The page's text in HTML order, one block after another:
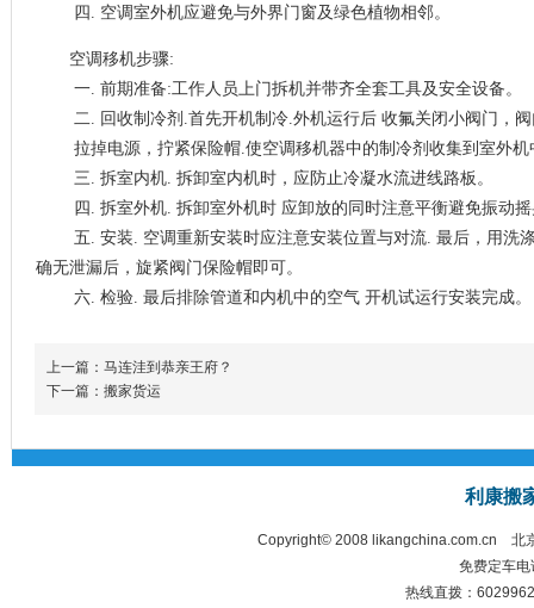
四. 空调室外机应避免与外界门窗及绿色植物相邻。
空调移机步骤:
一. 前期准备:工作人员上门拆机并带齐全套工具及安全设备。
二. 回收制冷剂.首先开机制冷.外机运行后 收氟关闭小阀门，阀
拉掉电源，拧紧保险帽.使空调移机器中的制冷剂收集到室外机
三. 拆室内机. 拆卸室内机时，应防止冷凝水流进线路板。
四. 拆室外机. 拆卸室外机时 应卸放的同时注意平衡避免振动摇
五. 安装. 空调重新安装时应注意安装位置与对流. 最后，用洗
确无泄漏后，旋紧阀门保险帽即可。
六. 检验. 最后排除管道和内机中的空气 开机试运行安装完成。
上一篇：马连洼到恭亲王府？
下一篇：搬家货运
利康搬
Copyright© 2008 likangchina.com.cn 北
免费定车
热线直拨：